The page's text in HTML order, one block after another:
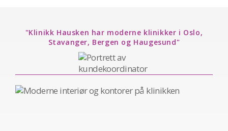
"Klinikk Hausken har moderne klinikker i Oslo,
Stavanger, Bergen og Haugesund"